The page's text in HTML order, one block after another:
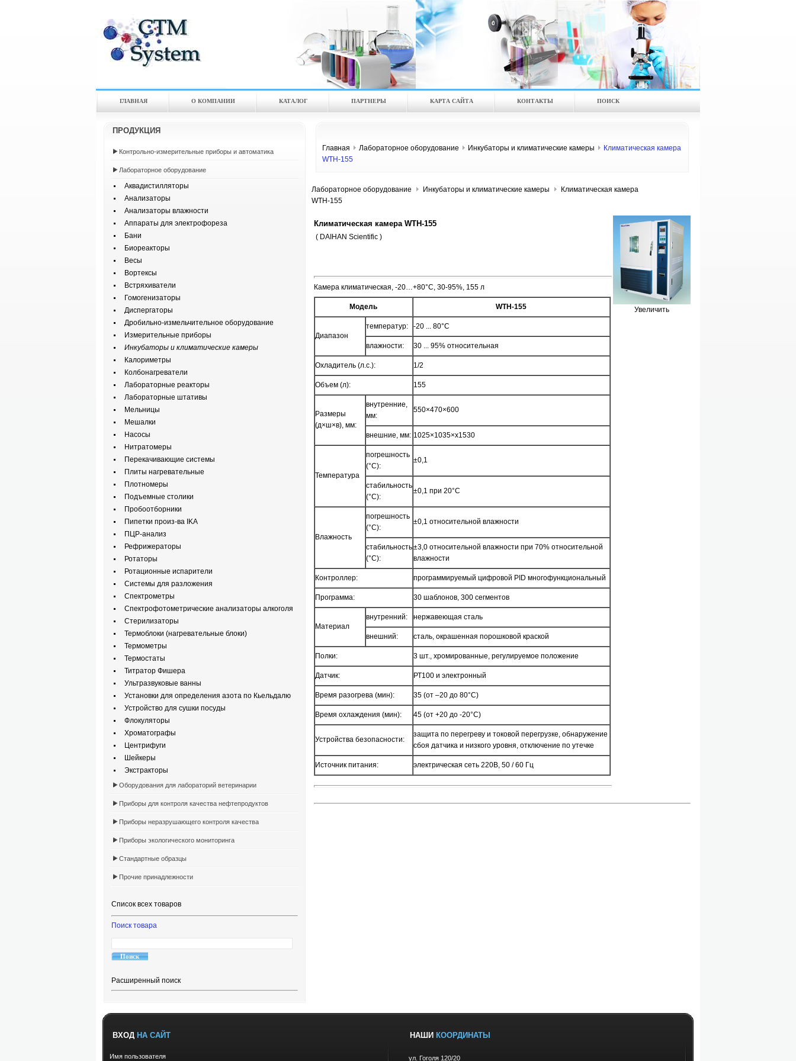
ГЛАВНАЯ О КОМПАНИИ КАТАЛOГ ПАРТНЕРЫ КАРТА САЙТА КОНТАКТЫ ПОИСК
ПРОДУКЦИЯ
Контрольно-измерительные приборы и автоматика
Лабораторное оборудование
Аквадистилляторы
Анализаторы
Анализаторы влажности
Аппараты для электрофореза
Бани
Биореакторы
Весы
Вортексы
Встряхиватели
Гомогенизаторы
Диспергаторы
Дробильно-измельчительное оборудование
Измерительные приборы
Инкубаторы и климатические камеры
Калориметры
Колбонагреватели
Лабораторные реакторы
Лабораторные штативы
Мельницы
Мешалки
Насосы
Нитратомеры
Перекачивающие системы
Плиты нагревательные
Плотномеры
Подъемные столики
Пробоотборники
Пипетки произ-ва IKA
ПЦР-анализ
Рефрижераторы
Ротаторы
Ротационные испарители
Системы для разложения
Спектрометры
Спектрофотометрические анализаторы алкоголя
Стерилизаторы
Термоблоки (нагревательные блоки)
Термометры
Термостаты
Титратор Фишера
Ультразвуковые ванны
Установки для определения азота по Кьельдалю
Устройство для сушки посуды
Флокуляторы
Хроматографы
Центрифуги
Шейкеры
Экстракторы
Оборудования для лабораторий ветеринарии
Приборы для контроля качества нефтепродуктов
Приборы неразрушающего контроля качества
Приборы экологического мониторинга
Стандартные образцы
Прочие принадлежности
Список всех товаров
Поиск товара
Расширенный поиск
Главная Лабораторное оборудование Инкубаторы и климатические камеры
Климатическая камера
WTH-155
Лабораторное оборудование Инкубаторы и климатические камеры
Климатическая камера
WTH-155
Климатическая камера WTH-155
( DAIHAN Scientific )
Увеличить
Камера климатическая, -20…+80°С, 30-95%, 155 л
Модель WTH-155
Диапазон
температур: -20 ... 80°С
влажности: 30 ... 95% относительная
Охладитель (л.с.): 1/2
Объем (л): 155
Размеры
(д×ш×в), мм:
внутренние,
мм:
550×470×600
внешние, мм: 1025×1035×х1530
Температура
погрешность
(°С):
±0,1
стабильность
(°С):
±0,1 при 20°С
Влажность
погрешность
(°С):
±0,1 относительной влажности
стабильность
(°С):
±3,0 относительной влажности при 70% относительной
влажности
Контроллер: программируемый цифровой PID многофункциональный
Программа: 30 шаблонов, 300 сегментов
Материал
внутренний: нержавеющая сталь
внешний: сталь, окрашенная порошковой краской
Полки: 3 шт., хромированные, регулируемое положение
Датчик: РТ100 и электронный
Время разогрева (мин): 35 (от –20 до 80°С)
Время охлаждения (мин): 45 (от +20 до -20°С)
Устройства безопасности:
защита по перегреву и токовой перегрузке, обнаружение
сбоя датчика и низкого уровня, отключение по утечке
Источник питания: электрическая сеть 220В, 50 / 60 Гц
ВХОД НА САЙТ
Имя пользователя
НАШИ КООРДИНАТЫ
ул. Гоголя 120/20